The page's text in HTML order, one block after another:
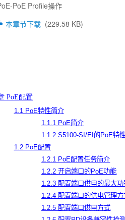
PoE Profile操作
本章节下载 (229.58 KB)
PoE配置
1.1 PoE特性简介
1.1.1 PoE简介
1.1.2 S5100-SI/EI的PoE特
1.2 PoE配置
1.2.1 PoE配置任务简介
1.2.2 开启端口的PoE功能
1.2.3 配置端口供电的最大功
1.2.4 配置端口的供电管理
1.2.5 配置端口供电方式